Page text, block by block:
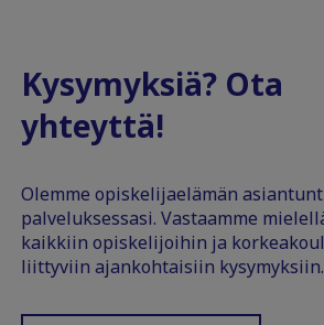
Kysymyksiä? Ota
yhteyttä!
Olemme opiskelijaelämän
palveluksessasi. Vastaamme
kaikkiin opiskelijoihin ja
liittyviin ajankohtaisiin kysymyksiin.